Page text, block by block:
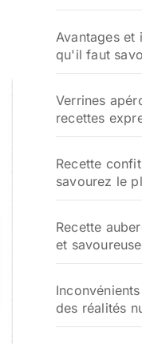
Avantages
qu'il faut
Verrines
recettes
Recette
savourez le
Recette
et
des réalités